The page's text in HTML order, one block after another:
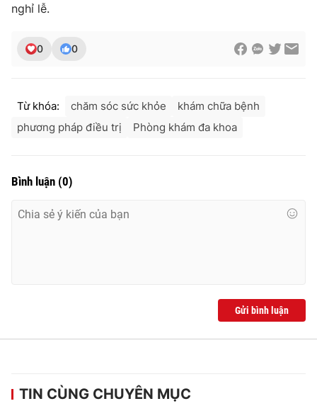
nghỉ lễ.
0 0
Từ khóa: chăm sóc sức khỏe
khám chữa bệnh
phương pháp điều trị
Phòng khám đa khoa
Bình luận (0)
Gửi bình luận
TIN CÙNG CHUYÊN MỤC